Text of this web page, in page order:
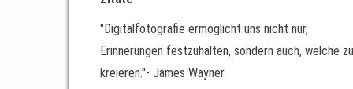
"Digitalfotografie ermöglicht uns nicht nur,
Erinnerungen festzuhalten, sondern auch, welche zu
kreieren."- James Wayner